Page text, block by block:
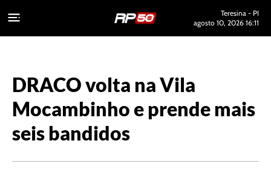
Teresina - PI
agosto 10, 2026 16:11
DRACO volta na Vila
Mocambinho e prende mais
seis bandidos